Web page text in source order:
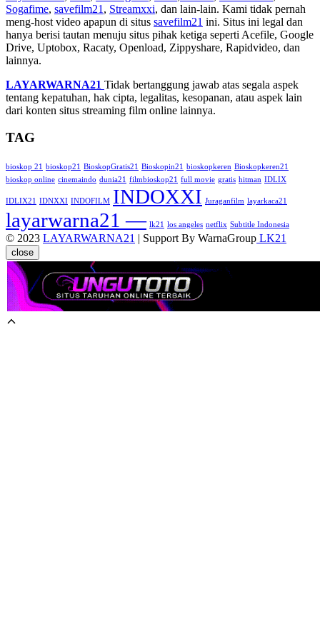
Sogafime, savefilm21 , Streamxxi, dan lain-lain. Kami tidak pernah
meng-host video apapun di situs savefilm21 ini. Situs ini legal dan
hanya berisi tautan menuju situs pihak ketiga seperti Acefile, Google
Drive, Uptobox, Racaty, Openload, Zippyshare, Rapidvideo, dan
lainnya.
LAYARWARNA21 Tidak bertanggung jawab atas segala aspek
tentang kepatuhan, hak cipta, legalitas, kesopanan, atau aspek lain
dari konten situs streaming film online lainnya.
TAG
bioskop 21 bioskop21 BioskopGratis21 Bioskopin21 bioskopkeren Bioskopkeren21
bioskop online cinemaindo dunia21 filmbioskop21 full movie gratis hitman IDLIX
IDLIX21 IDNXXI INDOFILM INDOXXI Juraganfilm layarkaca21
layarwarna21 — lk21 los angeles netflix Subtitle Indonesia
© 2023 LAYARWARNA21 | Support By WarnaGroup LK21
close